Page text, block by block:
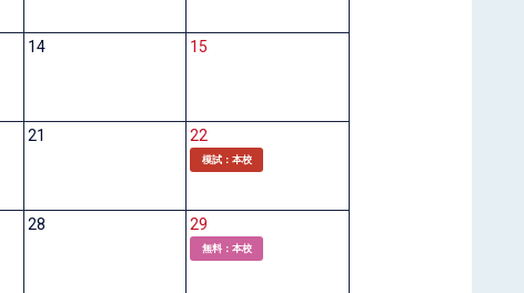
14 15
21 22
模試：本校
28 29
無料：本校